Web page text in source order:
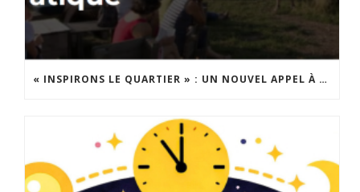
« INSPIRONS LE QUARTIER » : UN NOUVEL APPEL À PROJETS EST LANCÉ !